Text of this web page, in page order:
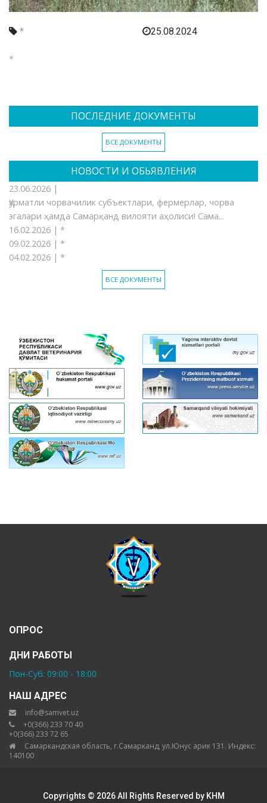
* 25.08.2024
*
ПОСЛЕДНИЕ ДОКУМЕНТЫ
ВСЕ ДОКУМЕНТЫ
НОВОСТИ И ОБЬЯВЛЕНИЯ
23.06.2026 |
Ҳурматли чорвачилик субъектлари, фермерлар, чорва
эгалари ҳамда Самарқанд вилояти аҳолиси! Сама...
16.02.2026 | *
09.02.2026 | *
04.02.2026 | *
ВСЕ ДОКУМЕНТЫ
ОПРОС
ДНИ РАБОТЫ
Пон-Суб: 09:00 - 18:00
НАШ АДРЕС
info@samvet.uz
+0(366) 233 70 40
+0(366) 233 72 65
Самаркандская область, г.Самарканд, ул.Юнус арик 131. Индекс:
140100
Copyrights © 2026 All Rights Reserved by KHM